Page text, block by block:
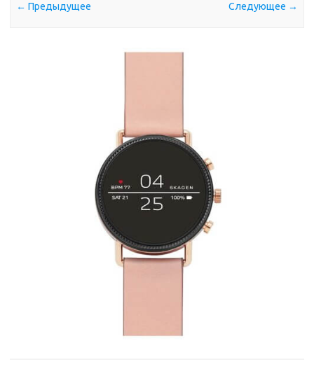
← Предыдущее Следующее →